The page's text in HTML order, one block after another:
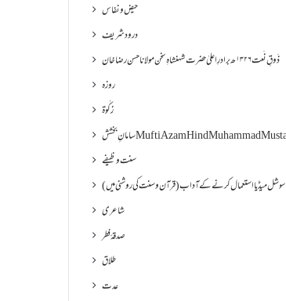
حیض و نفاس
درود شریف
ذَوقِ نَعت ۱۳۲۶ھ برادرِ اعلیٰ حضرت شہنشاہِ سخن مولانا حسن رضا خان
روزہ
زکٰوۃ
سنت وظیفے
سوشل میڈیا استعمال کرنے کے آداب (قرآن و سنت کی روشنی میں)
شاعری
صدقۂ فطر
طلاق
عدت